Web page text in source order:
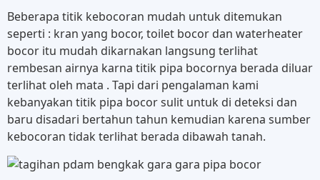
Beberapa titik kebocoran mudah untuk ditemukan
seperti : kran yang bocor, toilet bocor dan waterheater
bocor itu mudah dikarnakan langsung terlihat
rembesan airnya karna titik pipa bocornya berada diluar
terlihat oleh mata . Tapi dari pengalaman kami
kebanyakan titik pipa bocor sulit untuk di deteksi dan
baru disadari bertahun tahun kemudian karena sumber
kebocoran tidak terlihat berada dibawah tanah.